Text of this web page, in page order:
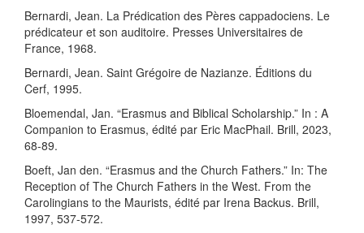
Bernardi, Jean. La Prédication des Pères cappadociens. Le
prédicateur et son auditoire. Presses Universitaires de
France, 1968.
Bernardi, Jean. Saint Grégoire de Nazianze. Éditions du
Cerf, 1995.
Bloemendal, Jan. “Erasmus and Biblical Scholarship.” In : A
Companion to Erasmus, édité par Eric MacPhail. Brill, 2023,
68-89.
Boeft, Jan den. “Erasmus and the Church Fathers.” In: The
Reception of The Church Fathers in the West. From the
Carolingians to the Maurists, édité par Irena Backus. Brill,
1997, 537-572.